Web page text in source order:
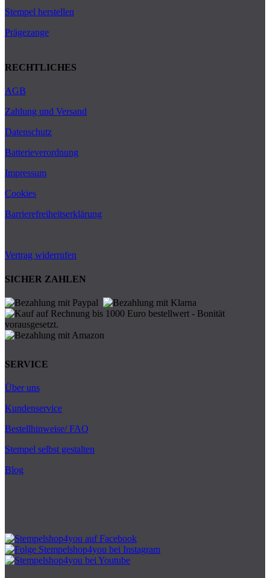
Stempel herstellen
Prägezange
RECHTLICHES
AGB
Zahlung und Versand
Datenschutz
Batterieverordnung
Impressum
Cookies
Barrierefreiheitserklärung
Vertrag widerrufen
SICHER ZAHLEN
SERVICE
Über uns
Kundenservice
Bestellhinweise/ FAQ
Stempel selbst gestalten
Blog